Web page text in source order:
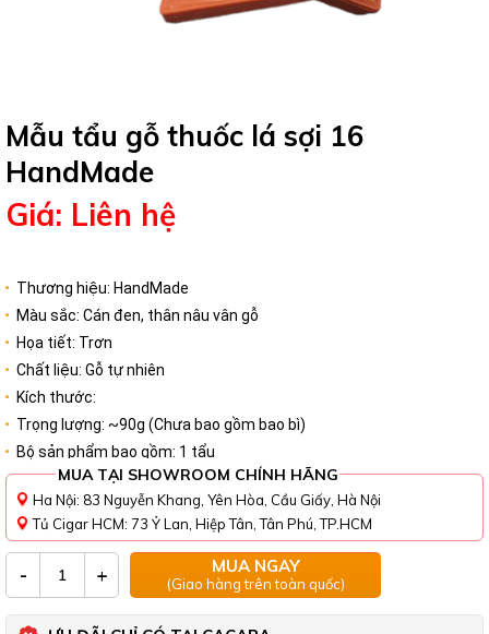
Mẫu tẩu gỗ thuốc lá sợi 16
HandMade
Giá: Liên hệ
Thương hiệu: HandMade
Màu sắc: Cán đen, thân nâu vân gỗ
Họa tiết: Trơn
Chất liệu: Gỗ tự nhiên
Kích thước:
Trọng lượng: ~90g (Chưa bao gồm bao bì)
Bộ sản phẩm bao gồm: 1 tẩu
MUA TẠI SHOWROOM CHÍNH HÃNG
Ha Nội: 83 Nguyễn Khang, Yên Hòa, Cầu Giấy, Hà Nội
Tủ Cigar HCM: 73 Ỷ Lan, Hiệp Tân, Tân Phú, TP.HCM
- + MUA NGAY
(Giao hàng trên toàn quốc)